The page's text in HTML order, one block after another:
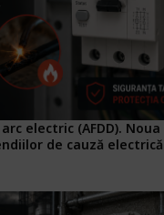
electric (AFDD).
de cauză electrică